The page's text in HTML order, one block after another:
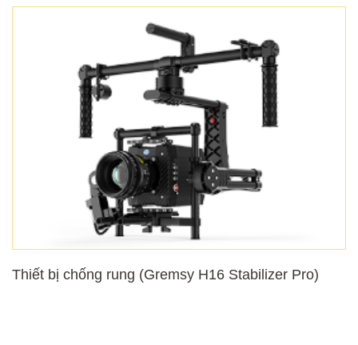
Thiết bị chống rung (Gremsy H16 Stabilizer Pro)